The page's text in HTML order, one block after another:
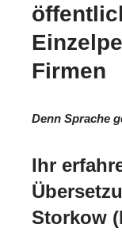
Firmen
Denn Sprache
Ihr
Storkow